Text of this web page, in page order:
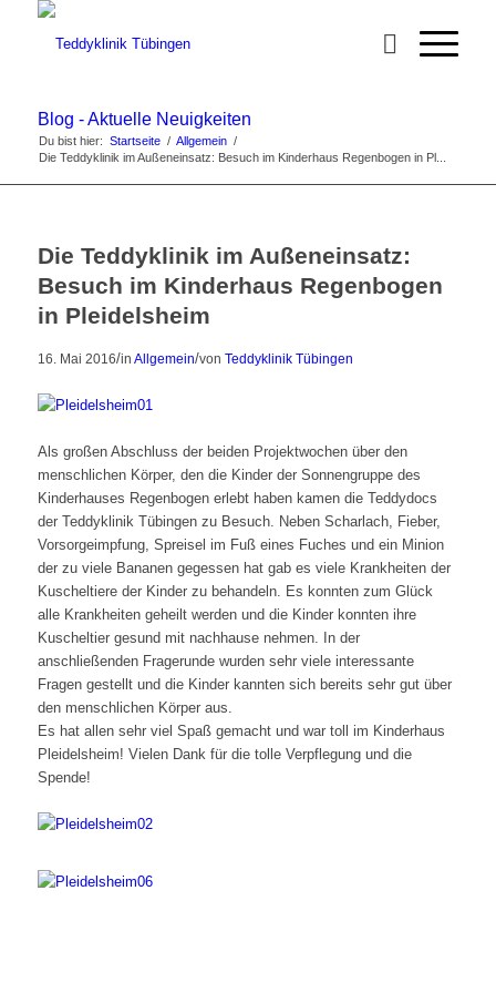
Blog - Aktuelle Neuigkeiten
Du bist hier: Startseite / Allgemein /
Die Teddyklinik im Außeneinsatz: Besuch im Kinderhaus Regenbogen in Pl...
Die Teddyklinik im Außeneinsatz:
Besuch im Kinderhaus Regenbogen
in Pleidelsheim
16. Mai 2016/in Allgemein/von Teddyklinik Tübingen
Als großen Abschluss der beiden Projektwochen über den
menschlichen Körper, den die Kinder der Sonnengruppe des
Kinderhauses Regenbogen erlebt haben kamen die Teddydocs
der Teddyklinik Tübingen zu Besuch. Neben Scharlach, Fieber,
Vorsorgeimpfung, Spreisel im Fuß eines Fuches und ein Minion
der zu viele Bananen gegessen hat gab es viele Krankheiten der
Kuscheltiere der Kinder zu behandeln. Es konnten zum Glück
alle Krankheiten geheilt werden und die Kinder konnten ihre
Kuscheltier gesund mit nachhause nehmen. In der
anschließenden Fragerunde wurden sehr viele interessante
Fragen gestellt und die Kinder kannten sich bereits sehr gut über
den menschlichen Körper aus.
Es hat allen sehr viel Spaß gemacht und war toll im Kinderhaus
Pleidelsheim! Vielen Dank für die tolle Verpflegung und die
Spende!